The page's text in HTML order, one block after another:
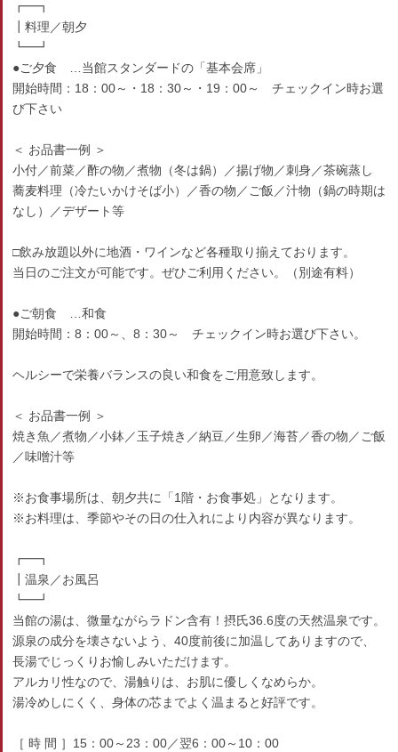
┏━┓
┃料理／朝夕
┗━┛
●ご夕食 …当館スタンダードの「基本会席」
開始時間：18：00～・18：30～・19：00～ チェックイン時お選
び下さい
＜ お品書一例 ＞
小付／前菜／酢の物／煮物（冬は鍋）／揚げ物／刺身／茶碗蒸し
蕎麦料理（冷たいかけそば小）／香の物／ご飯／汁物（鍋の時期は
なし）／デザート等
□飲み放題以外に地酒・ワインなど各種取り揃えております。
当日のご注文が可能です。ぜひご利用ください。（別途有料）
●ご朝食 …和食
開始時間：8：00～、8：30～ チェックイン時お選び下さい。
ヘルシーで栄養バランスの良い和食をご用意致します。
＜ お品書一例 ＞
焼き魚／煮物／小鉢／玉子焼き／納豆／生卵／海苔／香の物／ご飯
／味噌汁等
※お食事場所は、朝夕共に「1階・お食事処」となります。
※お料理は、季節やその日の仕入れにより内容が異なります。
┏━┓
┃温泉／お風呂
┗━┛
当館の湯は、微量ながらラドン含有！摂氏36.6度の天然温泉です。
源泉の成分を壊さないよう、40度前後に加温してありますので、
長湯でじっくりお愉しみいただけます。
アルカリ性なので、湯触りは、お肌に優しくなめらか。
湯冷めしにくく、身体の芯までよく温まると好評です。
［ 時 間 ］15：00～23：00／翌6：00～10：00